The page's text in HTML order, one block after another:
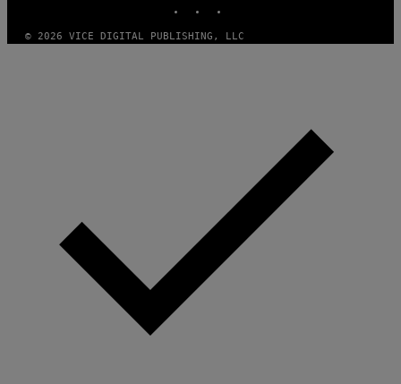
© 2026 VICE DIGITAL PUBLISHING, LLC